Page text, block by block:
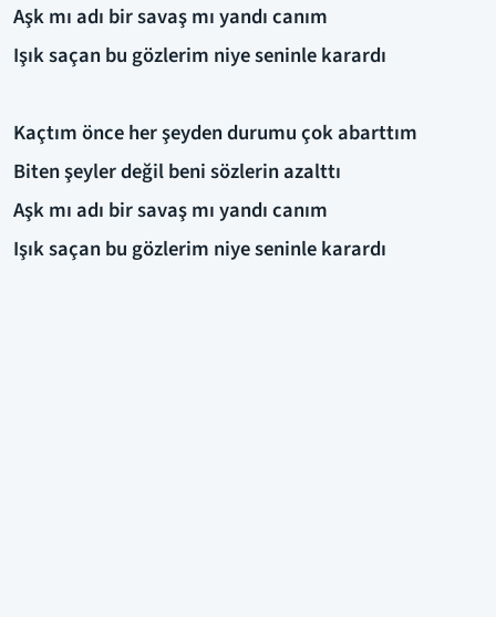
Aşk mı adı bir savaş mı yandı canım
Işık saçan bu gözlerim niye seninle karardı
Kaçtım önce her şeyden durumu çok abarttım
Biten şeyler değil beni sözlerin azalttı
Aşk mı adı bir savaş mı yandı canım
Işık saçan bu gözlerim niye seninle karardı